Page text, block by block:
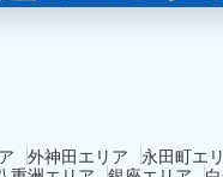
外神田エリア
永田町エ